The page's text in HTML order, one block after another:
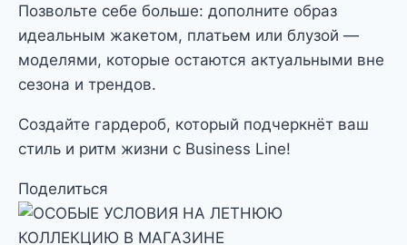
Позвольте себе больше: дополните образ
идеальным жакетом, платьем или блузой —
моделями, которые остаются актуальными вне
сезона и трендов.
Создайте гардероб, который подчеркнёт ваш
стиль и ритм жизни с Business Line!
Поделиться